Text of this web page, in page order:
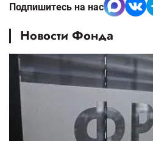
Подпишитесь на нас
Новости Фонда